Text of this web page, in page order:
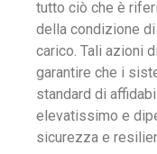
tutto ciò che è
della condizione
carico. Tali azioni
garantire che i
standard di
elevatissimo e
sicurezza e